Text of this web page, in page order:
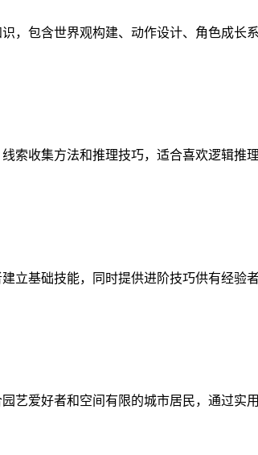
，包含世界观构建、动作设计、角色成
索收集方法和推理技巧，适合喜欢逻辑
立基础技能，同时提供进阶技巧供有经
艺爱好者和空间有限的城市居民，通过